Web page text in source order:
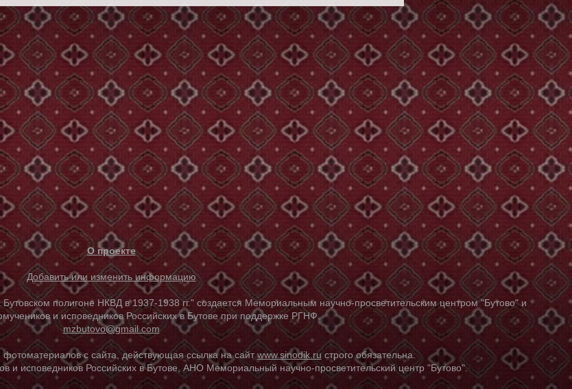
О проекте
Добавить или изменить информацию
полигоне НКВД в 1937-1938 гг." создается Мемориальным научно-просветительским центром "Бутово" и
и исповедников Российских в Бутове при поддержке РГНФ.
mzbutovo@gmail.com
с сайта, действующая ссылка на сайтwww.sinodik.ru строго обязательна.
исповедников Российских в Бутове, АНО Мемориальный научно-просветительский центр "Бутово".